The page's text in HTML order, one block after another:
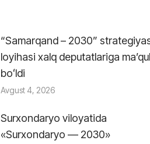
“Samarqand – 2030”
loyihasi xalq deputatlariga maʼqul
boʻldi
Avgust 4, 2026
Surxondaryo viloyatida
«Surxondaryo — 2030»